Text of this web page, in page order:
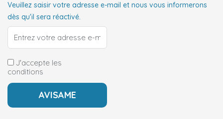
Veuillez saisir votre adresse e-mail et nous vous informerons
dès qu'il sera réactivé.
J'accepte les
conditions